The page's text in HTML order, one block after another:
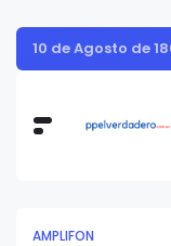
AMPLIFON